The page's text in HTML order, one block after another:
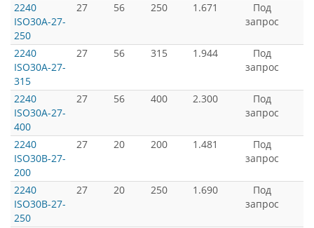
2240
ISO30A-27-
250
27 56 250 1.671
Под
запрос
2240
ISO30A-27-
315
27 56 315 1.944
Под
запрос
2240
ISO30A-27-
400
27 56 400 2.300
Под
запрос
2240
ISO30B-27-
200
27 20 200 1.481
Под
запрос
2240
ISO30B-27-
250
27 20 250 1.690
Под
запрос